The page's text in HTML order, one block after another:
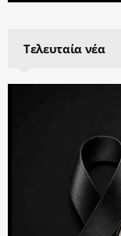
Τελευταία νέα